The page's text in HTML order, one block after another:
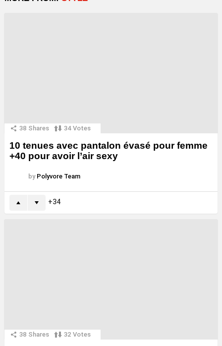
38 Shares 34 Votes
10 tenues avec pantalon évasé pour femme
+40 pour avoir l’air sexy
by Polyvore Team
34
38 Shares 32 Votes